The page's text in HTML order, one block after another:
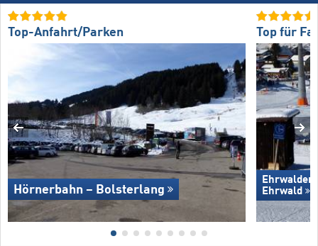
Top-Anfahrt/Parken
Hörnerbahn – Bolsterlang
Top für
Ehrwalder
Ehrwald